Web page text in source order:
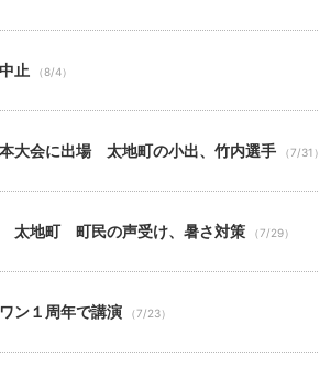
止 （8/4）
会に出場 太地町の小出、竹内選手 （7/31）
太地町 町民の声受け、暑さ対策 （7/29）
ン１周年で講演 （7/23）